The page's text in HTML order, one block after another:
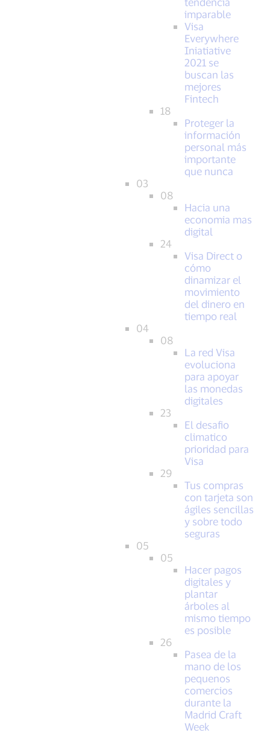
imparable
Visa
Everywhere
Iniatiative
2021 se
buscan las
mejores
Fintech
18
Proteger la
información
personal más
importante
que nunca
03
08
Hacia una
economia mas
digital
24
Visa Direct o
cómo
dinamizar el
movimiento
del dinero en
tiempo real
04
08
La red Visa
evoluciona
para apoyar
las monedas
digitales
23
El desafio
climatico
prioridad para
Visa
29
Tus compras
con tarjeta son
ágiles sencillas
y sobre todo
seguras
05
05
Hacer pagos
digitales y
plantar
árboles al
mismo tiempo
es posible
26
Pasea de la
mano de los
pequenos
comercios
durante la
Madrid Craft
Week